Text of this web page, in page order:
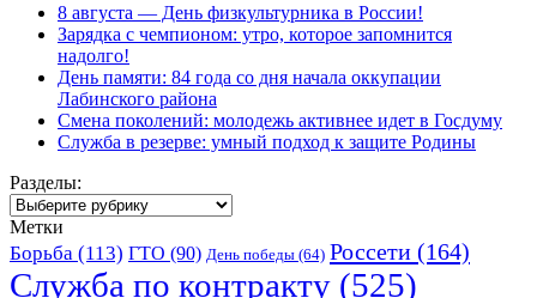
8 августа — День физкультурника в России!
Зарядка с чемпионом: утро, которое запомнится
надолго!
День памяти: 84 года со дня начала оккупации
Лабинского района
Смена поколений: молодежь активнее идет в Госдуму
Служба в резерве: умный подход к защите Родины
Разделы:
Разделы:
Метки
Борьба (113) ГТО (90) День победы (64) Россети (164)
Служба по контракту (525)